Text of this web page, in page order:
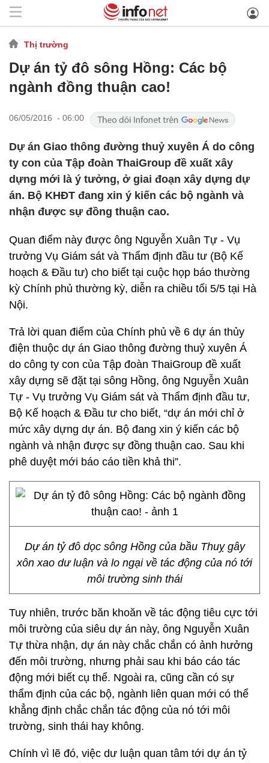
Thị trường
Dự án tỷ đô sông Hồng: Các bộ
ngành đồng thuận cao!
06/05/2016 - 06:00
Dự án Giao thông đường thuỷ xuyên Á do công
ty con của Tập đoàn ThaiGroup đề xuất xây
dựng mới là ý tưởng, ở giai đoạn xây dựng dự
án. Bộ KHĐT đang xin ý kiến các bộ ngành và
nhận được sự đồng thuận cao.
Quan điểm này được ông Nguyễn Xuân Tự - Vụ
trưởng Vụ Giám sát và Thẩm định đầu tư (Bộ Kế
hoạch & Đầu tư) cho biết tại cuộc họp báo thường
kỳ Chính phủ thường kỳ, diễn ra chiều tối 5/5 tại Hà
Nội.
Trả lời quan điểm của Chính phủ về 6 dự án thủy
điện thuộc dự án Giao thông đường thuỷ xuyên Á
do công ty con của Tập đoàn ThaiGroup đề xuất
xây dựng sẽ đặt tại sông Hồng, ông Nguyễn Xuân
Tự - Vụ trưởng Vụ Giám sát và Thẩm định đầu tư,
Bộ Kế hoạch & Đầu tư cho biết, “dự án mới chỉ ở
mức xây dựng dự án. Bộ đang xin ý kiến các bộ
ngành và nhận được sự đồng thuận cao. Sau khi
phê duyệt mới báo cáo tiền khả thi”.
Dự án tỷ đô dọc sông Hồng của bầu Thuỵ gây
xôn xao dư luận và lo ngại về tác động của nó tới
môi trường sinh thái
Tuy nhiên, trước băn khoăn về tác động tiêu cực tới
môi trường của siêu dự án này, ông Nguyễn Xuân
Tự thừa nhận, dự án này chắc chắn có ảnh hưởng
đến môi trường, nhưng phải sau khi báo cáo tác
động mới biết cụ thể. Ngoài ra, cũng cần có sự
thẩm định của các bộ, ngành liên quan mới có thể
khẳng định chắc chắn tác động của nó tới môi
trường, sinh thái hay không.
Chính vì lẽ đó, việc dư luận quan tâm tới dự án tỷ